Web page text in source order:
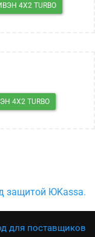
4X2 TURBO
4X2 TURBO
для поставщиков